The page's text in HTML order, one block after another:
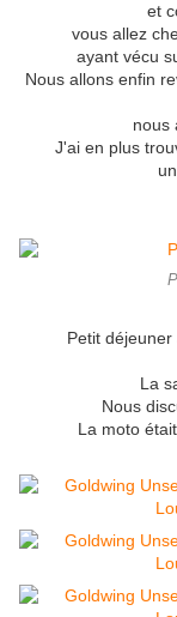
et
vous allez
ayant vécu
Nous allons enfin
nous
J'ai en plus
Petit
La
Nous
La moto